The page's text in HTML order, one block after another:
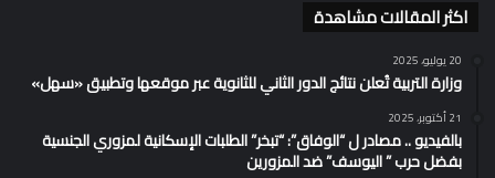
اكثر المقالات مشاهدة
20 يوليو، 2025
وزارة التربية تُعلن نتائج الدور الثاني للثانوية عبر موقعها وتطبيق «سهل»
21 أكتوبر، 2025
بالفيديو .. مصادر ل “الوفاق”: “تبخر” الطلبات الإسكانية لمزوري الجنسية
بفضل حرب ” اليوسف” ضد المزورين